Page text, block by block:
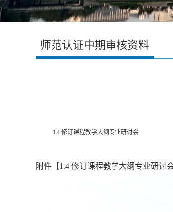
师范认证中期审核资料
1.4 修订课程教学大纲专业研讨会
附件【1.4 修订课程教学大纲专业研讨